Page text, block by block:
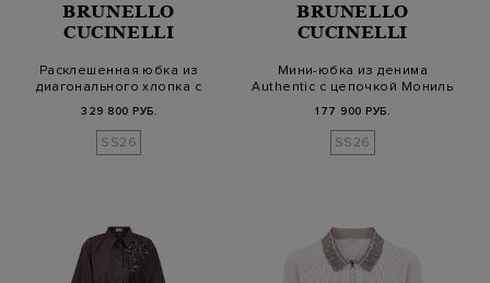
BRUNELLO
CUCINELLI
Расклешенная юбка из
диагонального хлопка с
329 800 РУБ.
SS26
BRUNELLO
CUCINELLI
Мини-юбка из денима
Authentic с цепочкой Мониль
177 900 РУБ.
SS26